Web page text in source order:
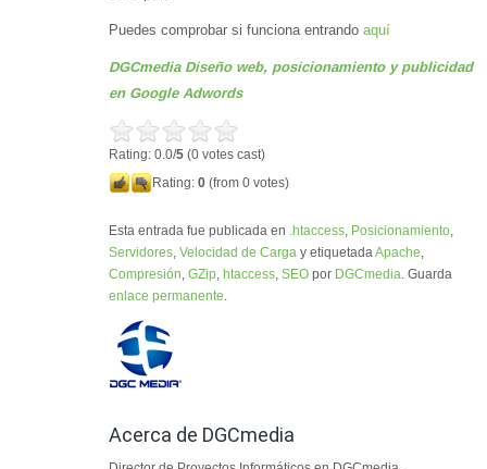
Puedes comprobar si funciona entrando aquí
DGCmedia Diseño web, posicionamiento y publicidad
en Google Adwords
Rating: 0.0/5 (0 votes cast)
Rating: 0 (from 0 votes)
Esta entrada fue publicada en .htaccess, Posicionamiento,
Servidores, Velocidad de Carga y etiquetadaApache,
Compresión, GZip, htaccess, SEO por DGCmedia. Guarda
enlace permanente.
Acerca de DGCmedia